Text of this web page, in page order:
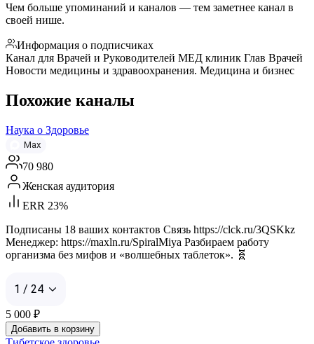
Чем больше упоминаний и каналов — тем заметнее канал в
своей нише.
Информация о подписчиках
Канал для Врачей и Руководителей МЕД клиник Глав Врачей
Новости медицины и здравоохранения. Медицина и бизнес
Похожие каналы
Наука о Здоровье
Max
70 980
Женская аудитория
ERR 23%
Подписаны 18 ваших контактов Связь https://clck.ru/3QSKkz
Менеджер: https://maxln.ru/SpiralMiya Разбираем работу
организма без мифов и «волшебных таблеток». 🧬
1 / 24
5 000 ₽
Добавить в корзину